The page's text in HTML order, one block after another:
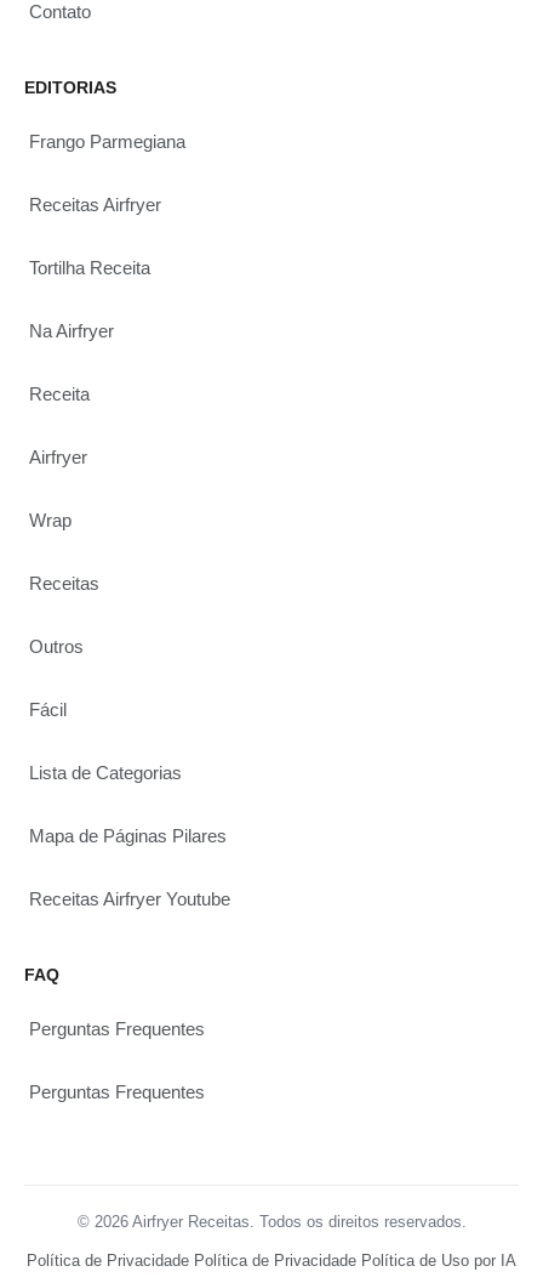
Contato
EDITORIAS
Frango Parmegiana
Receitas Airfryer
Tortilha Receita
Na Airfryer
Receita
Airfryer
Wrap
Receitas
Outros
Fácil
Lista de Categorias
Mapa de Páginas Pilares
Receitas Airfryer Youtube
FAQ
Perguntas Frequentes
Perguntas Frequentes
© 2026 Airfryer Receitas. Todos os direitos reservados.
Política de Privacidade Política de Privacidade Política de Uso por IA